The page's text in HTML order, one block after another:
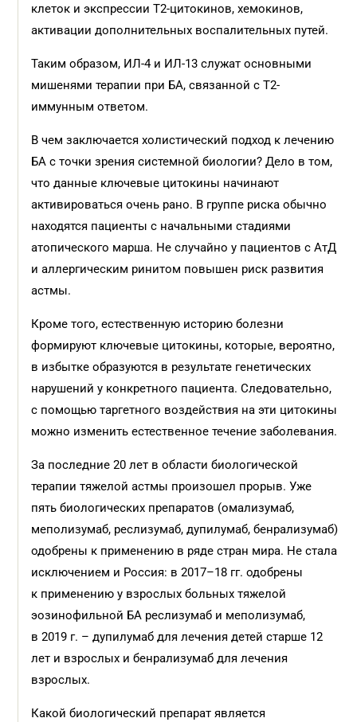
клеток и экспрессии Т2-цитокинов, хемокинов,
активации дополнительных воспалительных путей.
Таким образом, ИЛ-4 и ИЛ-13 служат основными
мишенями терапии при БА, связанной с Т2-
иммунным ответом.
В чем заключается холистический подход к лечению
БА с точки зрения системной биологии? Дело в том,
что данные ключевые цитокины начинают
активироваться очень рано. В группе риска обычно
находятся пациенты с начальными стадиями
атопического марша. Не случайно у пациентов с АтД
и аллергическим ринитом повышен риск развития
астмы.
Кроме того, естественную историю болезни
формируют ключевые цитокины, которые, вероятно,
в избытке образуются в результате генетических
нарушений у конкретного пациента. Следовательно,
с помощью таргетного воздействия на эти цитокины
можно изменить естественное течение заболевания.
За последние 20 лет в области биологической
терапии тяжелой астмы произошел прорыв. Уже
пять биологических препаратов (омализумаб,
меполизумаб, реслизумаб, дупилумаб, бенрализумаб)
одобрены к применению в ряде стран мира. Не стала
исключением и Россия: в 2017–18 гг. одобрены
к применению у взрослых больных тяжелой
эозинофильной БА реслизумаб и меполизумаб,
в 2019 г. – дупилумаб для лечения детей старше 12
лет и взрослых и бенрализумаб для лечения
взрослых.
Какой биологический препарат является